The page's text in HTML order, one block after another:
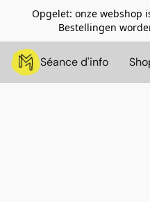
Opgelet: onze webshop
Bestellingen
Séance d'info